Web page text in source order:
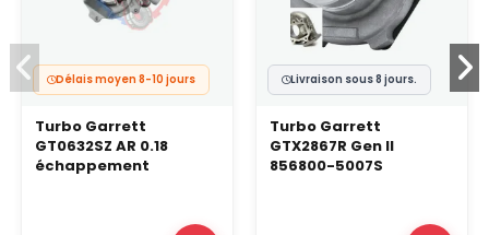
Délais moyen 8-10 jours
Turbo Garrett
GT0632SZ AR 0.18
échappement
Livraison sous 8 jours.
Turbo Garrett
GTX2867R Gen II
856800-5007S